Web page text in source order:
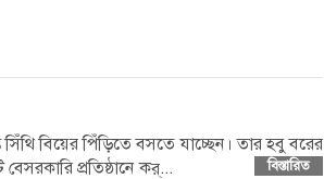
সিঁথি বিয়ের পিঁড়িতে বসতে যাচ্ছেন। তার হবু বরের
প্রতিষ্ঠানে কর্...
বিস্তারিত